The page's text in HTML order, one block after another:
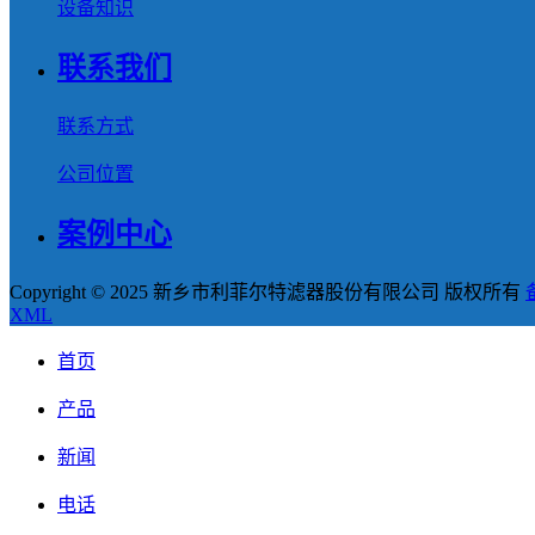
设备知识
联系我们
联系方式
公司位置
案例中心
Copyright © 2025 新乡市利菲尔特滤器股份有限公司 版权所有
XML
首页
产品
新闻
电话